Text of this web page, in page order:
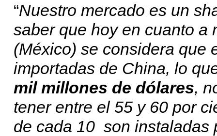
“Nuestro mercado es un
saber que hoy en cuanto a
(México) se considera que
importadas de China, lo
mil millones de dólares,
tener entre el 55 y 60 por
de cada 10 son instaladas